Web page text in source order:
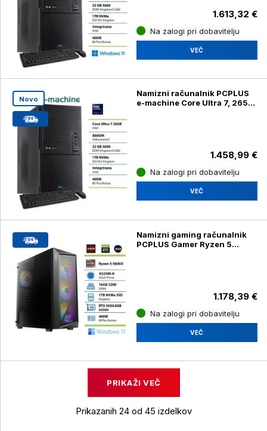
1.613,32 €
Na zalogi pri dobavitelju
VEČ
Novo
Namizni računalnik PCPLUS
e-machine Core Ultra 7, 265K,
1.458,99 €
Na zalogi pri dobavitelju
VEČ
Namizni gaming računalnik
PCPLUS Gamer Ryzen 5
1.178,39 €
Na zalogi pri dobavitelju
VEČ
PRIKAŽI VEČ
Prikazanih 24 od 45 izdelkov